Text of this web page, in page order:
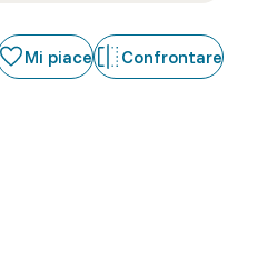
Mi piace Confrontare